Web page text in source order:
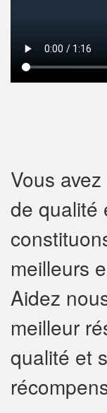
Vous
de qualité
meilleurs
Aidez
meilleur
qualité et
✕